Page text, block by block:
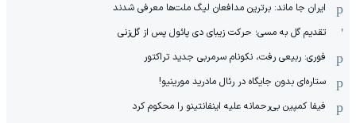
ایران جا ماند: برترین مدافعان لیگ ملت‌ها معرفی شدند
تقدیم گل به مسی؛ حرکت زیبای دی پائول پس از گل‌زنی
فوری: ربیعی رفت، نکونام سرمربی جدید تراکتور
ستاره‌ای بدون جایگاه در رئال مادرید مورینیو!
فیفا کمپین بی‌رحمانه علیه اینفانتینو را محکوم کرد